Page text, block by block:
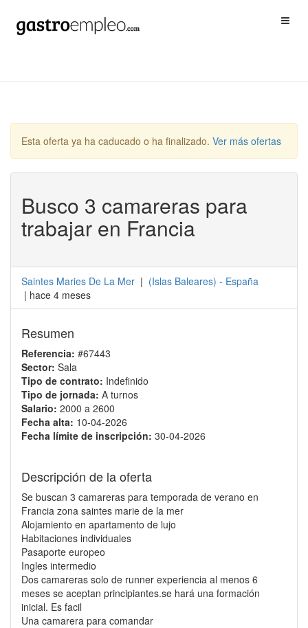
Esta oferta ya ha caducado o ha finalizado. Ver más ofertas
Busco 3 camareras para
trabajar en Francia
Saintes Maries De La Mer | (Islas Baleares) - España
| hace 4 meses
Resumen
Referencia: #67443
Sector: Sala
Tipo de contrato: Indefinido
Tipo de jornada: A turnos
Salario: 2000 a 2600
Fecha alta: 10-04-2026
Fecha límite de inscripción: 30-04-2026
Descripción de la oferta
Se buscan 3 camareras para temporada de verano en
Francia zona saintes marie de la mer
Alojamiento en apartamento de lujo
Habitaciones individuales
Pasaporte europeo
Ingles intermedio
Dos camareras solo de runner experiencia al menos 6
meses se aceptan principiantes.se hará una formación
inicial. Es facil
Una camarera para comandar